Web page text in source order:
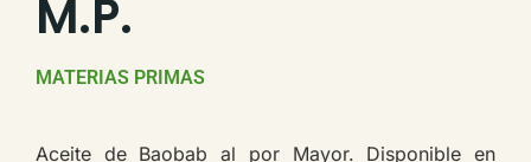
M.P.
MATERIAS PRIMAS
Aceite de Baobab al por Mayor. Disponible en